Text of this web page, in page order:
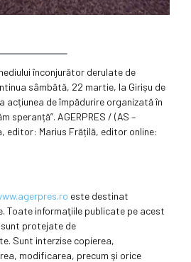
înconjurător derulate de
sâmbătă, 22 martie, la Girișu de
acțiunea de împădurire organizată în
speranță”. AGERPRES / (AS –
editor: Marius Frățilă, editor online:
este destinat
Toate informaţiile publicate pe acest
sunt protejate de
Sunt interzise copierea,
modificarea, precum şi orice